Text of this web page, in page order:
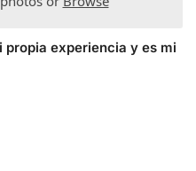
propia experiencia y es mi